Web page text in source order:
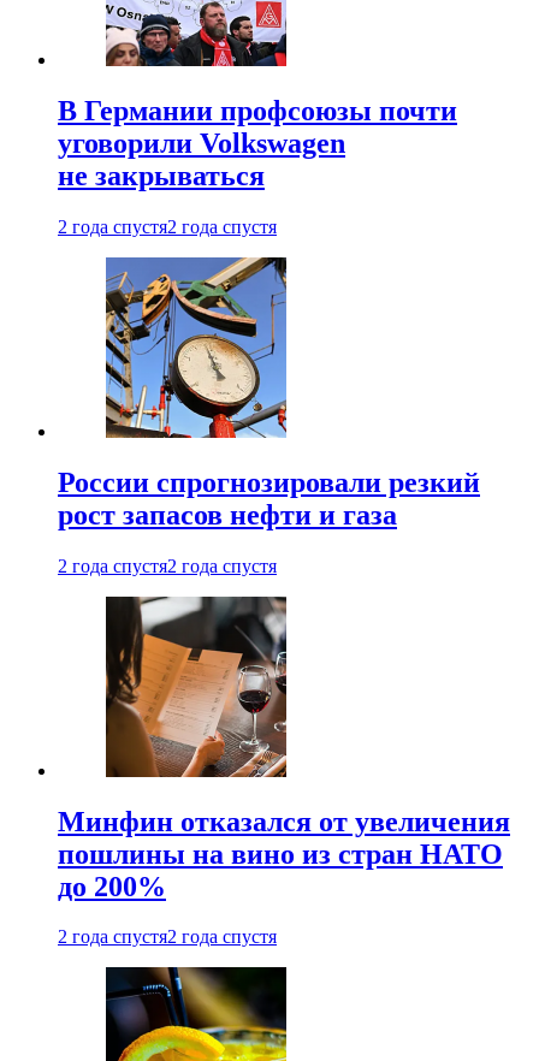
В Германии профсоюзы почти
уговорили Volkswagen
не закрываться
2 года спустя2 года спустя
России спрогнозировали резкий
рост запасов нефти и газа
2 года спустя2 года спустя
Минфин отказался от увеличения
пошлины на вино из стран НАТО
до 200%
2 года спустя2 года спустя